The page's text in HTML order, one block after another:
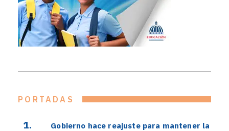
PORTADAS
Gobierno hace reajuste para mantener la